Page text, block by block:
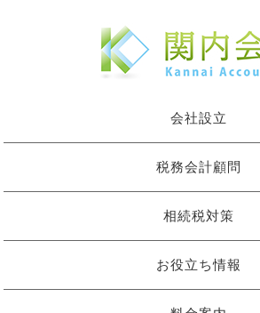
会社設立
税務会計顧問
相続税対策
お役立ち情報